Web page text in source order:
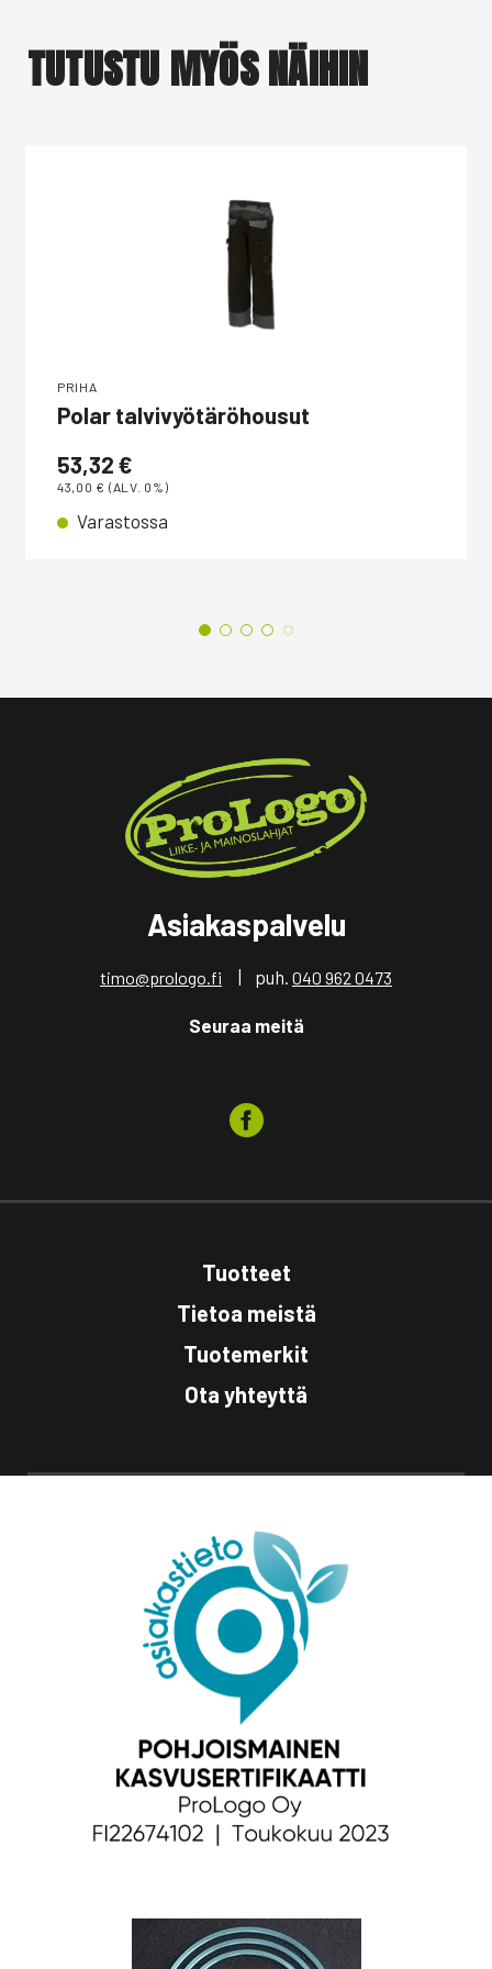
TUTUSTU MYÖS NÄIHIN
PRIHA
Polar talvivyötäröhousut
53,32 €
43,00 € (ALV. 0%)
Varastossa
Asiakaspalvelu
timo@prologo.fi | puh. 040 962 0473
Seuraa meitä
Tuotteet
Tietoa meistä
Tuotemerkit
Ota yhteyttä